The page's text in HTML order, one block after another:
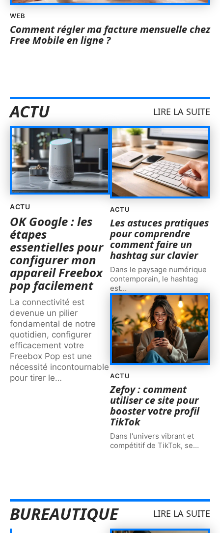
WEB
Comment régler ma facture mensuelle chez
Free Mobile en ligne ?
ACTU LIRE LA SUITE
ACTU
OK Google : les
étapes
essentielles pour
configurer mon
appareil Freebox
pop facilement
La connectivité est
devenue un pilier
fondamental de notre
quotidien, configurer
efficacement votre
Freebox Pop est une
nécessité incontournable
pour tirer le…
ACTU
Les astuces pratiques
pour comprendre
comment faire un
hashtag sur clavier
Dans le paysage numérique
contemporain, le hashtag
est…
ACTU
Zefoy : comment
utiliser ce site pour
booster votre profil
TikTok
Dans l'univers vibrant et
compétitif de TikTok, se…
BUREAUTIQUE LIRE LA SUITE